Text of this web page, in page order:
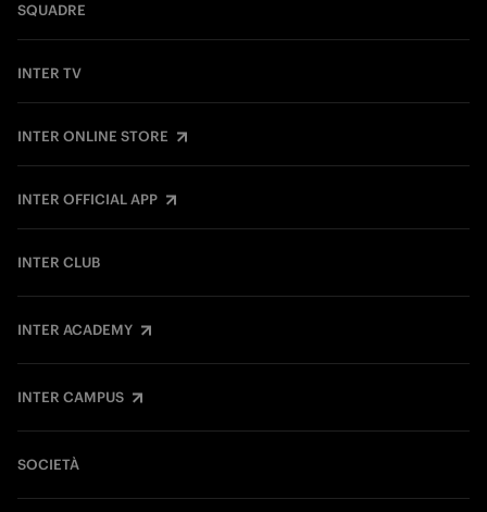
SQUADRE
INTER TV
INTER ONLINE STORE
INTER OFFICIAL APP
INTER CLUB
INTER ACADEMY
INTER CAMPUS
SOCIETÀ